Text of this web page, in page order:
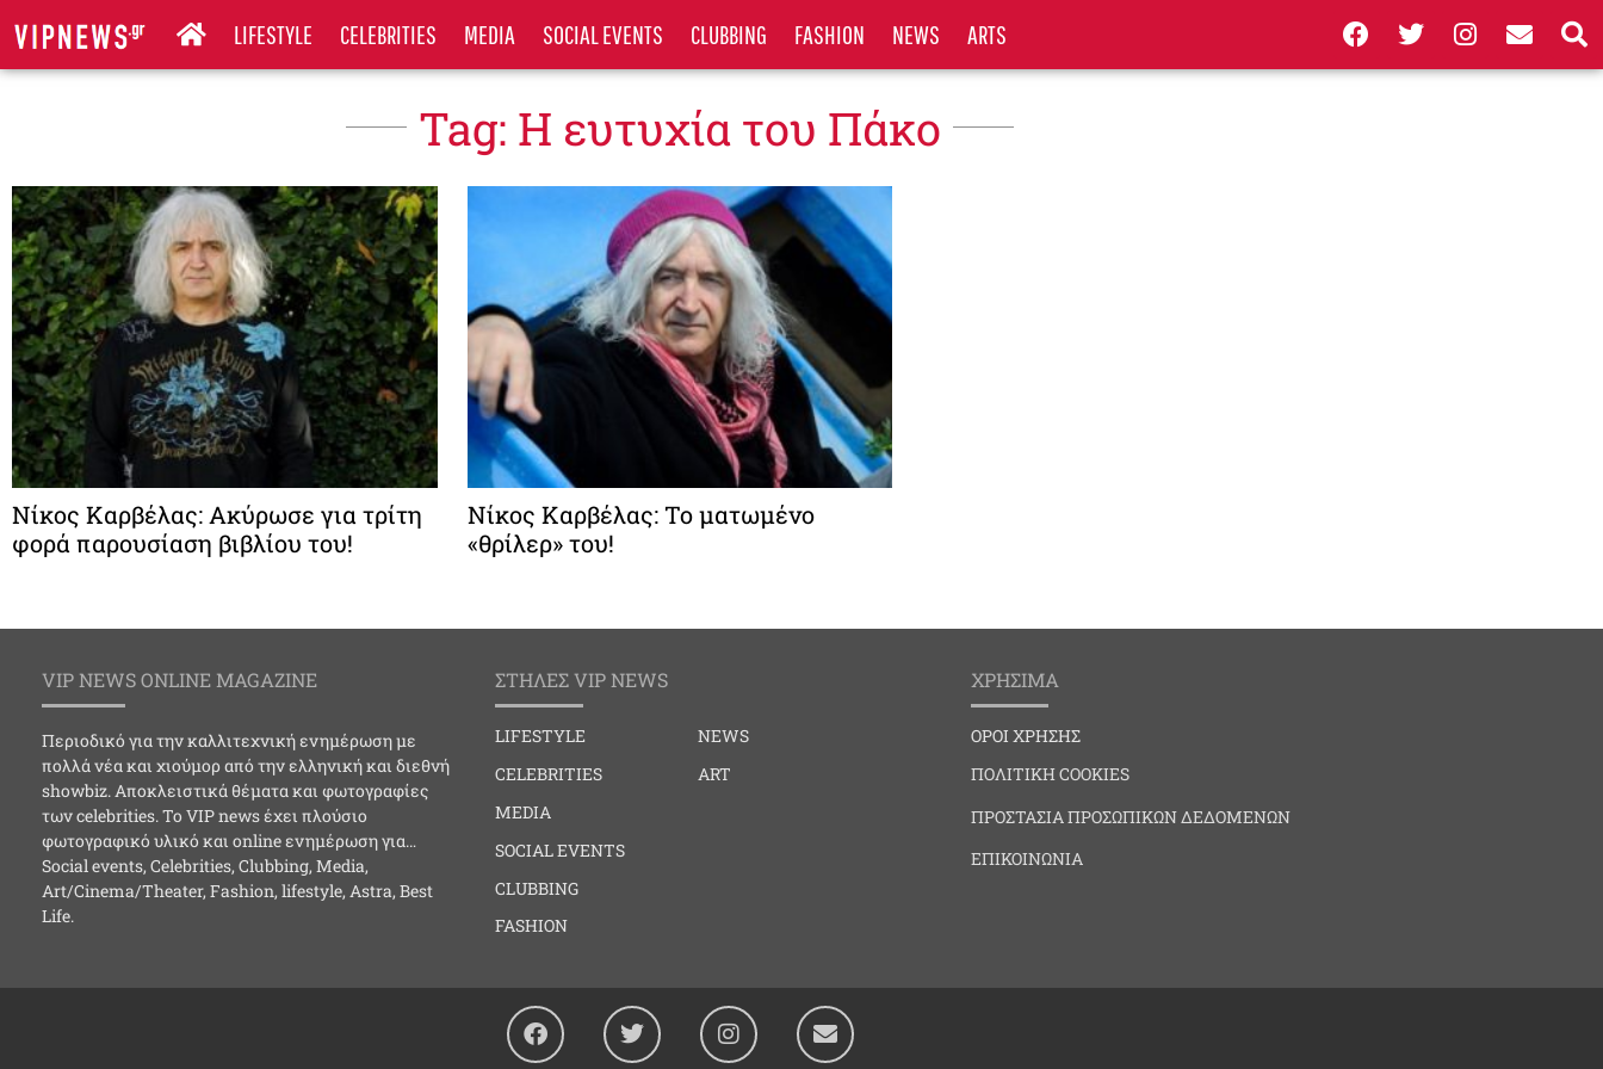
LIFESTYLE CELEBRITIES MEDIA SOCIAL EVENTS CLUBBING FASHION NEWS ARTS
Tag: Η ευτυχία του Πάκο
Νίκος Καρβέλας: Ακύρωσε για τρίτη
φορά παρουσίαση βιβλίου του!
Νίκος Καρβέλας: Το ματωμένο
«θρίλερ» του!
VIP NEWS ONLINE MAGAZINE
Περιοδικό για την καλλιτεχνική ενημέρωση με
πολλά νέα και χιούμορ από την ελληνική και διεθνή
showbiz. Αποκλειστικά θέματα και φωτογραφίες
των celebrities. Το VIP news έχει πλούσιο
φωτογραφικό υλικό και online ενημέρωση για…
Social events, Celebrities, Clubbing, Media,
Art/Cinema/Theater, Fashion, lifestyle, Astra, Best
Life.
ΣΤΗΛΕΣ VIP NEWS
LIFESTYLE
CELEBRITIES
MEDIA
SOCIAL EVENTS
CLUBBING
FASHION
NEWS
ART
ΧΡΗΣΙΜΑ
ΟΡΟΙ ΧΡΗΣΗΣ
ΠΟΛΙΤΙΚΗ COOKIES
ΠΡΟΣΤΑΣΙΑ ΠΡΟΣΩΠΙΚΩΝ ΔΕΔΟΜΕΝΩΝ
ΕΠΙΚΟΙΝΩΝΙΑ